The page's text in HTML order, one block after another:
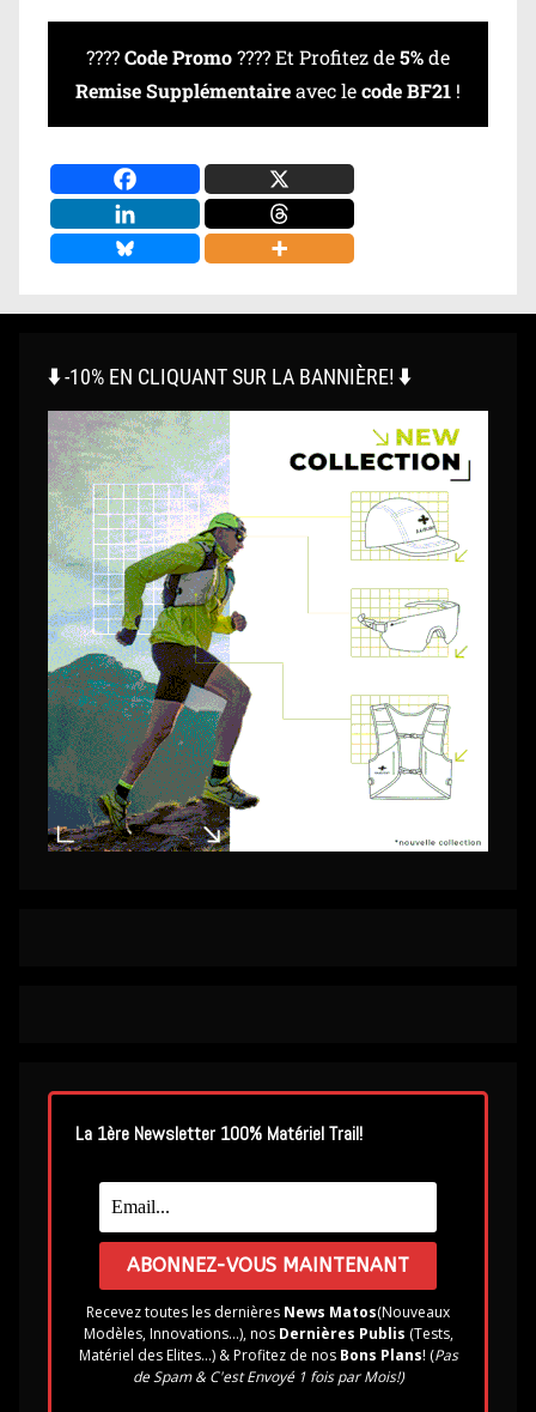
????Code Promo???? Et Profitez de5%de
Remise Supplémentaireavec lecode BF21 !
⬇️ -10% EN CLIQUANT SUR LA BANNIÈRE! ⬇️
La 1ère Newsletter 100% Matériel Trail!
Recevez toutes les dernières News Matos(Nouveaux
Modèles, Innovations...), nosDernières Publis (Tests,
Matériel des Elites...) & Profitez de nosBons Plans! (Pas
de Spam & C'est Envoyé 1 fois par Mois!)